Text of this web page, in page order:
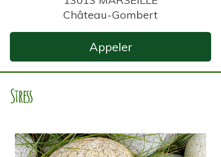
Château-Gombert
Appeler
Stress